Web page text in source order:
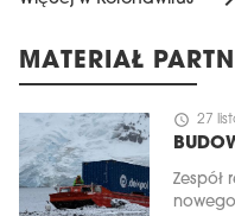
MATERIAŁ
schedule 27
Zespół